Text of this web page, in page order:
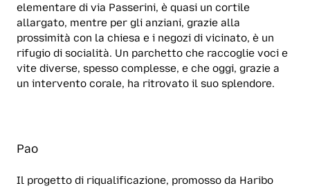
elementare di via Passerini, è quasi un cortile
allargato, mentre per gli anziani, grazie alla
prossimità con la chiesa e i negozi di vicinato, è un
rifugio di socialità. Un parchetto che raccoglie voci e
vite diverse, spesso complesse, e che oggi, grazie a
un intervento corale, ha ritrovato il suo splendore.
Pao
Il progetto di riqualificazione, promosso da Haribo